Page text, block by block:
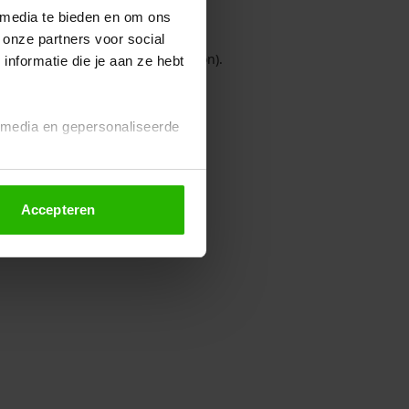
te bieden en om ons
partners voor social
die je aan ze hebt
en gepersonaliseerde
altijd wijzigen of
Accepteren
console for more information).